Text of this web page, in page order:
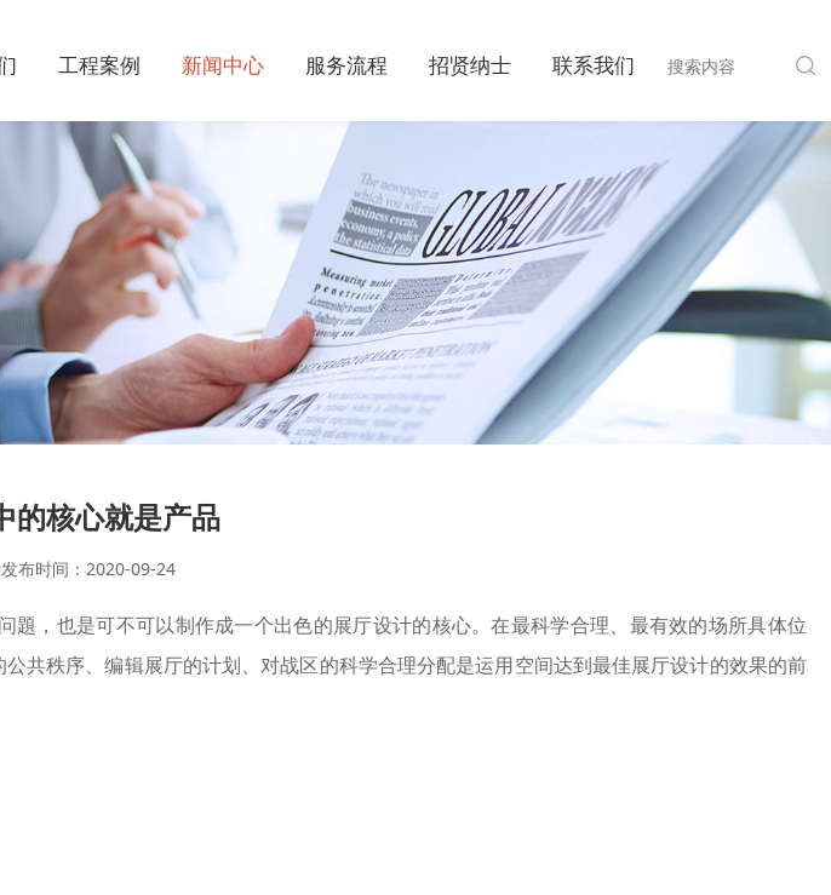
工程案例 新闻中心 服务流程 招贤纳士 联系我们
的核心就是产品
发布时间：2020-09-24
，也是可不可以制作成一个出色的展厅设计的核心。在最科学合理、最有效的场所具体位
共秩序、编辑展厅的计划、对战区的科学合理分配是运用空间达到最佳展厅设计的效果的前